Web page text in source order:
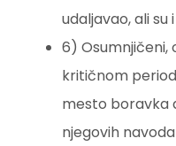
udaljavao, ali su
6) Osumnjičeni,
kritičnom
mesto boravka
njegovih